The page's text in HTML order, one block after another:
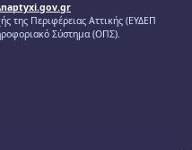
της Περιφέρειας Αττικής (ΕΥΔΕΠ
Σύστημα (ΟΠΣ).